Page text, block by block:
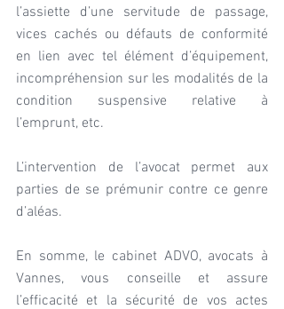
l’assiette d’une servitude de passage,
vices cachés ou défauts de conformité
en lien avec tel élément d’équipement,
incompréhension sur les modalités de la
condition suspensive relative à
l’emprunt, etc.
L’intervention de l’avocat permet aux
parties de se prémunir contre ce genre
d’aléas.
En somme, le cabinet ADVO, avocats à
Vannes, vous conseille et assure
l’efficacité et la sécurité de vos actes